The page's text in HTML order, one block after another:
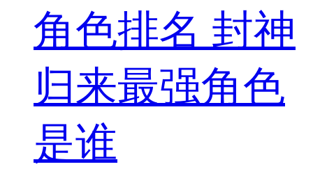
角色排名 封神
归来最强角色
是谁